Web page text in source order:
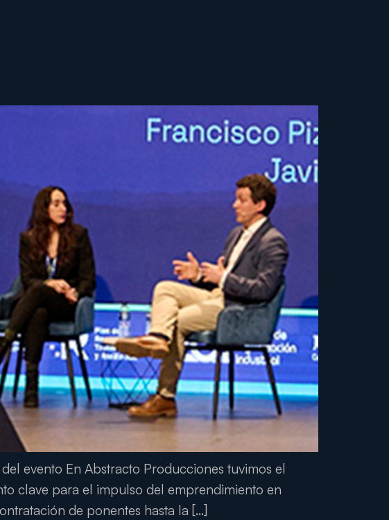
evento En Abstracto Producciones tuvimos el
clave para el impulso del emprendimiento en
de ponentes hasta la […]